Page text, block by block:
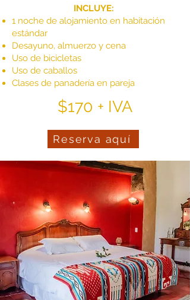
INCLUYE:
1 noche de alojamiento en habitación
estándar​
Desayuno, almuerzo y cena
Uso de bicicletas
Uso de caballos
Clases de panadería en pareja
$170 + IVA
Reserva aquí